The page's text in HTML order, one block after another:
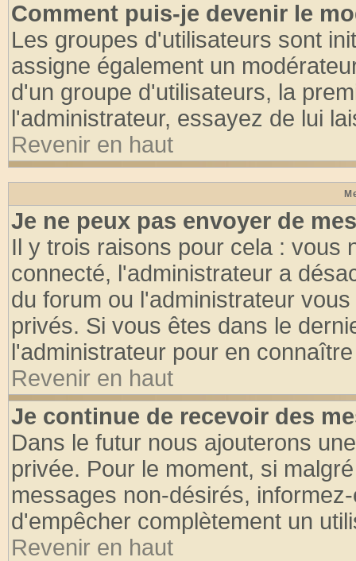
Comment puis-je devenir le
Les groupes d'utilisateurs sont
assigne également un
d'un groupe d'utilisateurs, la
l'administrateur, essayez de lui
Revenir en haut
Je ne peux pas envoyer de
Il y trois raisons pour cela : vous
connecté, l'administrateur a
du forum ou l'administrateur
privés. Si vous êtes dans le
l'administrateur pour en
Revenir en haut
Je continue de recevoir des
Dans le futur nous ajouterons
privée. Pour le moment, si
messages non-désirés,
d'empêcher complètement un
Revenir en haut